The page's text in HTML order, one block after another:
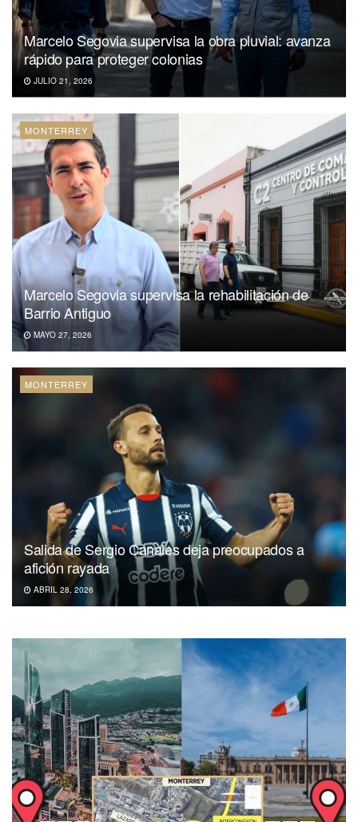
Marcelo Segovia supervisa la obra pluvial: avanza
rápido para proteger colonias
JULIO 21, 2026
MONTERREY
Marcelo Segovia supervisa la rehabilitación de
Barrio Antiguo
MAYO 27, 2026
MONTERREY
Salida de Sergio Canales deja preocupados a
afición rayada
ABRIL 28, 2026